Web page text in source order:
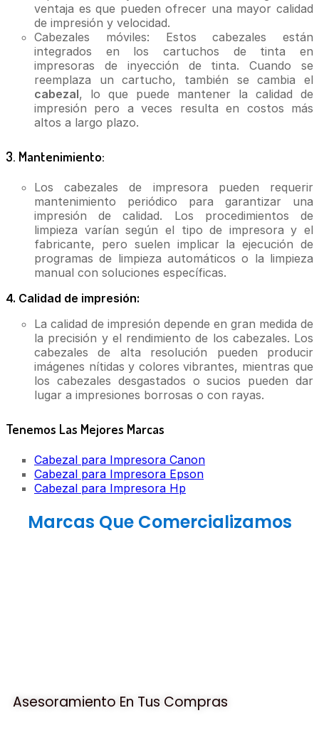
ventaja es que pueden ofrecer una mayor calidad
de impresión y velocidad.
Cabezales móviles: Estos cabezales están
integrados en los cartuchos de tinta en
impresoras de inyección de tinta. Cuando se
reemplaza un cartucho, también se cambia el
cabezal, lo que puede mantener la calidad de
impresión pero a veces resulta en costos más
altos a largo plazo.
3. Mantenimiento:
Los cabezales de impresora pueden requerir
mantenimiento periódico para garantizar una
impresión de calidad. Los procedimientos de
limpieza varían según el tipo de impresora y el
fabricante, pero suelen implicar la ejecución de
programas de limpieza automáticos o la limpieza
manual con soluciones específicas.
4. Calidad de impresión:
La calidad de impresión depende en gran medida de
la precisión y el rendimiento de los cabezales. Los
cabezales de alta resolución pueden producir
imágenes nítidas y colores vibrantes, mientras que
los cabezales desgastados o sucios pueden dar
lugar a impresiones borrosas o con rayas.
Tenemos Las Mejores Marcas
Cabezal para Impresora Canon
Cabezal para Impresora Epson
Cabezal para Impresora Hp
Marcas Que Comercializamos
Asesoramiento En Tus Compras